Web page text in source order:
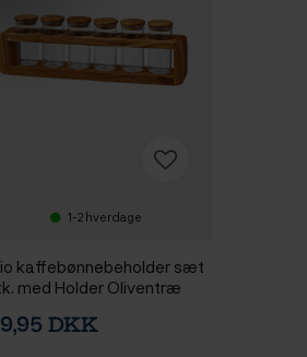
1-2 hverdage
kaffebønnebeholder sæt
med Holder Oliventræ
DKK